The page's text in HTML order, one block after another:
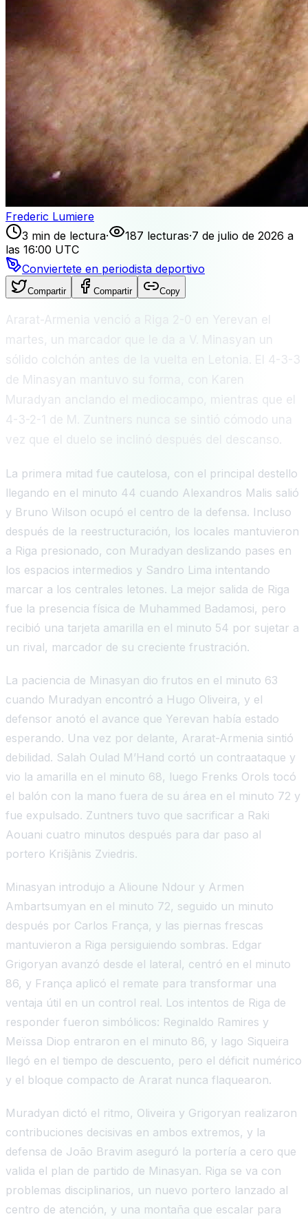
Frederic Lumiere
3 min de lectura· 187 lecturas·7 de julio de 2026 a
las 16:00 UTC
Conviertete en periodista deportivo
Compartir Compartir Copy
Ararat-Armenia venció a Riga 2-0 en Yerevan el
martes, un marcador que le da a V. Minasyan un
sólido colchón antes de la vuelta en Letonia. El 4-3-3
de Minasyan mantuvo su forma, con Karen
Muradyan anclando el mediocampo, mientras que el
4-3-2-1 de M. Zuntners nunca se sintió cómodo una
vez que el duelo se inclinó después del descanso.
La primera mitad fue cautelosa, con el principal destello
llegando en el minuto 44 cuando Alexandros Malis salió
y Bruno Wilson ocupó el centro de la defensa. Incluso
después de la reestructuración, los locales mantuvieron
a Riga presionado, con Muradyan deslizando pases en
los espacios intermedios y Sandro Lima intentando
marcar a los centrales letones. La mejor salida de Riga
fue la presencia física de Muhammed Badamosi, pero
recibió una tarjeta amarilla en el minuto 54 por sujetar a
un rival, marcador de su creciente frustración.
La paciencia de Minasyan dio frutos en el minuto 63
cuando Muradyan encontró a Hugo Oliveira, y el
defensor anotó el avance que Yerevan había estado
esperando. Una vez por delante, Ararat-Armenia sintió
debilidad. Salah Oulad M’Hand cortó un contraataque y
vio la amarilla en el minuto 68, luego Frenks Orols tocó
el balón con la mano fuera de su área en el minuto 72 y
fue expulsado. Zuntners tuvo que sacrificar a Raki
Aouani cuatro minutos después para dar paso al
portero Krišjānis Zviedris.
Minasyan introdujo a Alioune Ndour y Armen
Ambartsumyan en el minuto 72, seguido un minuto
después por Carlos França, y las piernas frescas
mantuvieron a Riga persiguiendo sombras. Edgar
Grigoryan avanzó desde el lateral, centró en el minuto
86, y França aplicó el remate para transformar una
ventaja útil en un control real. Los intentos de Riga de
responder fueron simbólicos: Reginaldo Ramires y
Meïssa Diop entraron en el minuto 86, y Iago Siqueira
llegó en el tiempo de descuento, pero el déficit numérico
y el bloque compacto de Ararat nunca flaquearon.
Muradyan dictó el ritmo, Oliveira y Grigoryan realizaron
contribuciones decisivas en ambos extremos, y la
defensa de João Bravim aseguró la portería a cero que
valida el plan de partido de Minasyan. Riga se va con
problemas disciplinarios, un nuevo portero lanzado al
centro de atención, y una montaña que escalar para